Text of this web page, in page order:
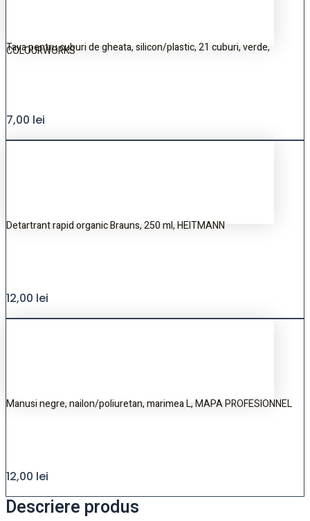
Tava pentru cuburi de gheata, silicon/plastic, 21 cuburi, verde,
COLOURWORKS
7,00 lei
Detartrant rapid organic Brauns, 250 ml, HEITMANN
12,00 lei
Manusi negre, nailon/poliuretan, marimea L, MAPA PROFESIONNEL
12,00 lei
Descriere produs